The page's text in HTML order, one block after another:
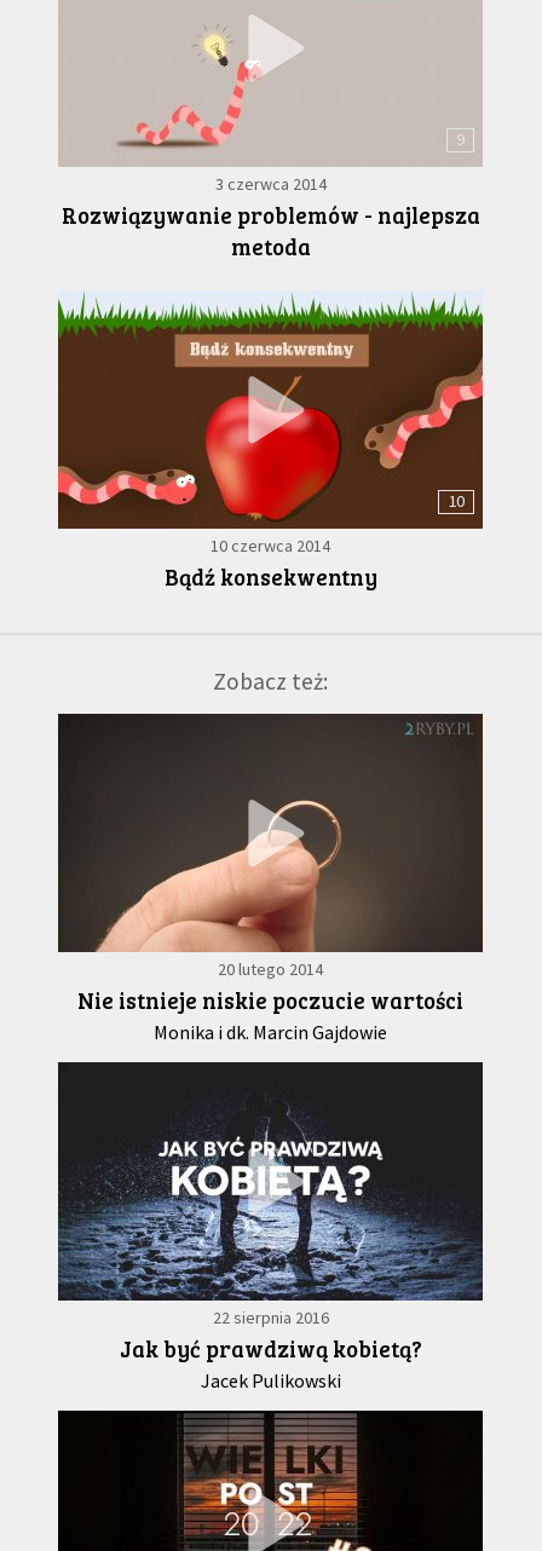
9
3 czerwca 2014
Rozwiązywanie problemów - najlepsza
metoda
10
10 czerwca 2014
Bądź konsekwentny
Zobacz też:
20 lutego 2014
Nie istnieje niskie poczucie wartości
Monika i dk. Marcin Gajdowie
22 sierpnia 2016
Jak być prawdziwą kobietą?
Jacek Pulikowski